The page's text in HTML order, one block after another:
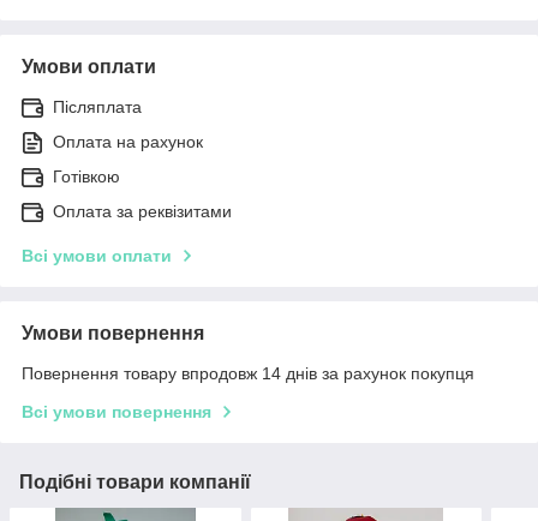
Умови оплати
Післяплата
Оплата на рахунок
Готівкою
Оплата за реквізитами
Всі умови оплати
Умови повернення
Повернення товару впродовж 14 днів за рахунок покупця
Всі умови повернення
Подібні товари компанії